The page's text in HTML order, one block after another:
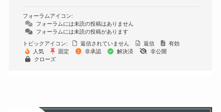
フォーラムアイコン:
フォーラムには未読の投稿はありません
フォーラムには未読の投稿があります
トピックアイコン:
返信されていません 返信
有効
人気
固定 非承認 解決済
非公開
クローズ